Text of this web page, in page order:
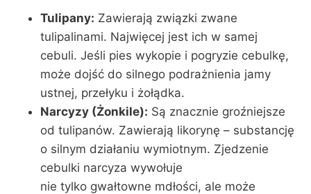
Tulipany: Zawierają związki zwane
tulipalinami. Najwięcej jest ich w samej
cebuli. Jeśli pies wykopie i pogryzie cebulkę,
może dojść do silnego podrażnienia jamy
ustnej, przełyku i żołądka.
Narcyzy (Żonkile): Są znacznie groźniejsze
od tulipanów. Zawierają likorynę – substancję
o silnym działaniu wymiotnym. Zjedzenie
cebulki narcyza wywołuje
nie tylko gwałtowne mdłości, ale może